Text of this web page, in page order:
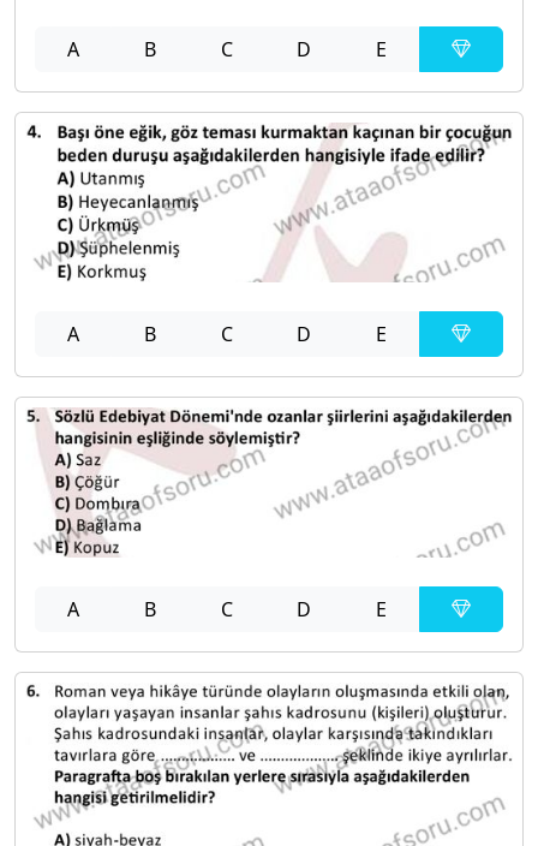
A B C D E
A B C D E
A B C D E